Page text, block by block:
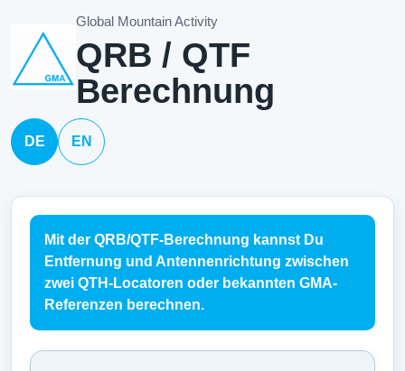
Global Mountain Activity
QRB / QTF
Berechnung
DE EN
Mit der QRB/QTF-Berechnung kannst Du
Entfernung und Antennenrichtung zwischen
zwei QTH-Locatoren oder bekannten GMA-
Referenzen berechnen.